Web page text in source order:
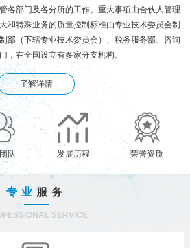
各部门及各分所的工作。重大事项由合伙人管理
和特殊业务的质量控制标准由专业技术委员会制
部（下辖专业技术委员会）、税务服务部、咨询
，在全国设立有多家分支机构。
了解详情
队 发展历程 荣誉资质
专业 服务
SERVICE